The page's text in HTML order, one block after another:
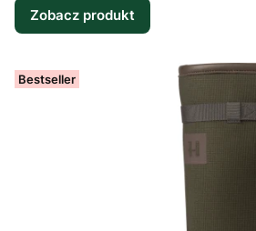
Zobacz produkt
Bestseller